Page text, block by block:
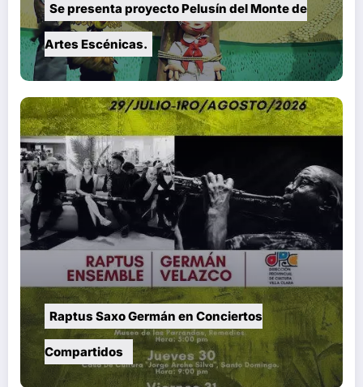
Se presenta proyecto Pelusín del Monte de
Artes Escénicas.
Raptus Saxo Germán en Conciertos